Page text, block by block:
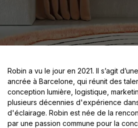
Robin a vu le jour en 2021. Il s’agit
ancrée à Barcelone, qui réunit des
conception lumière, logistique,
plusieurs décennies d'expérience
d'éclairage. Robin est née de la
par une passion commune pour la